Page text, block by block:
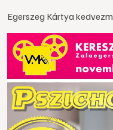
Egerszeg Kártya